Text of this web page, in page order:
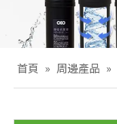
首頁 » 周邊產品 »